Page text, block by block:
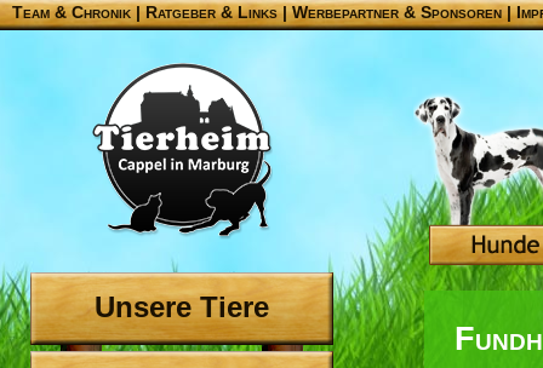
Team & Chronik |Ratgeber & Links|Werbepartner & Sponsoren|
Unsere Tiere